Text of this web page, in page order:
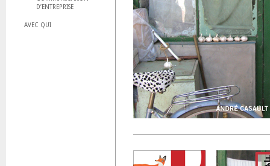
D’ENTREPRISE
AVEC QUI